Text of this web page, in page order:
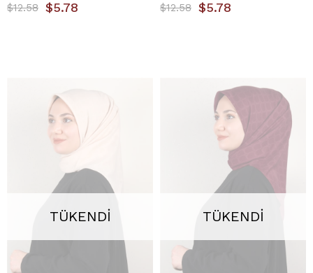
$5.78
$12.58 $5.78
$12.58
TÜKENDI TÜKENDI